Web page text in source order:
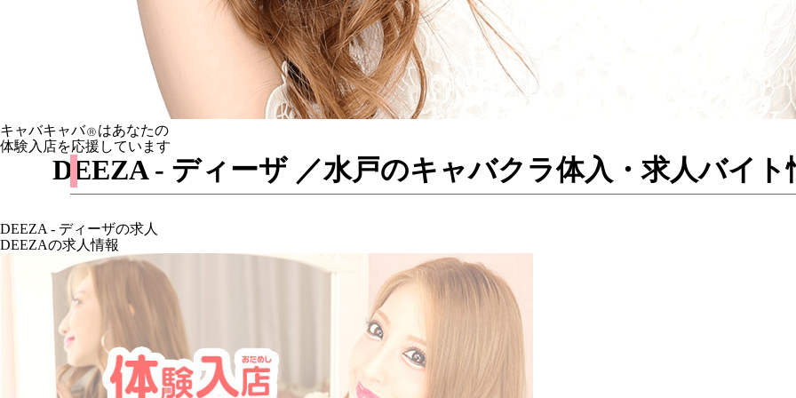
キャバキャバⓇ はあなたの
体験入店を応援しています
DEEZA - ディーザ ／水戸のキャバクラ体入・求人バイト
DEEZA - ディーザの求人
DEEZAの求人情報